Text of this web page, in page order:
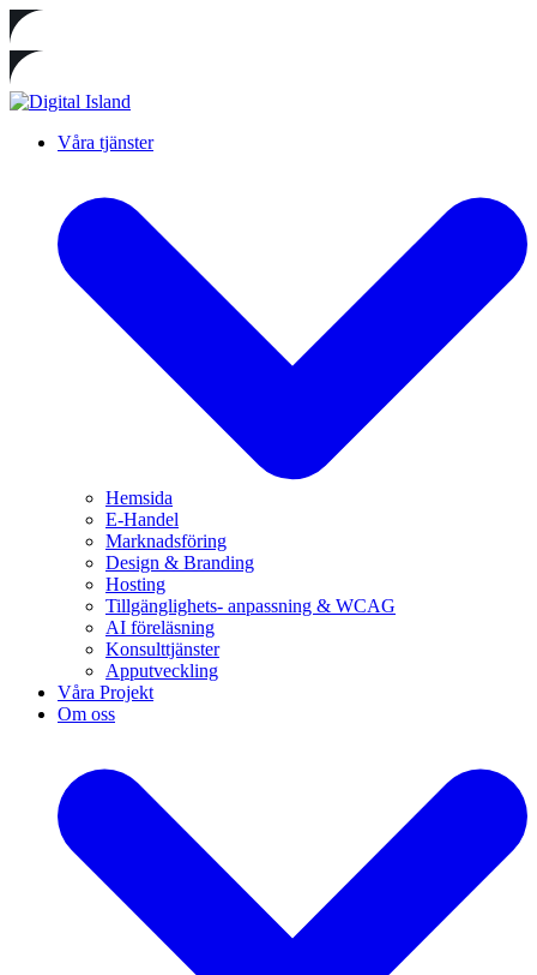
Våra tjänster
Hemsida
E-Handel
Marknadsföring
Design & Branding
Hosting
Tillgänglighets- anpassning & WCAG
AI föreläsning
Konsulttjänster
Apputveckling
Våra Projekt
Om oss